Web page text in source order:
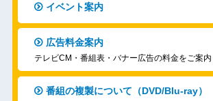
イベント案内
広告料金案内
テレビCM・番組表・バナー広告の料金をご案内
番組の複製について（DVD/Blu-ray）